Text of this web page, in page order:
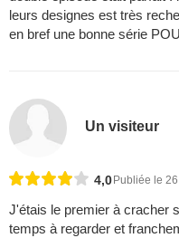
leurs designes est très
en bref une bonne série
Un visiteur
4,0Publiée le
J'étais le premier à cracher
temps à regarder et